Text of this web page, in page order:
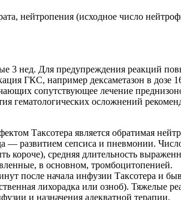
нейтропения (исходное число
3 нед. Для предупреждения реакций
ГКС, например дексаметазон в дозе
сопутствующее лечение
гематологических осложнений
Таксотера является обратимая
развитием сепсиса и пневмонии.
средняя длительность
в основном, тромбоцитопенией.
после начала инфузии Таксотера и
лихорадка или озноб).
и назначения адекватной терапии.